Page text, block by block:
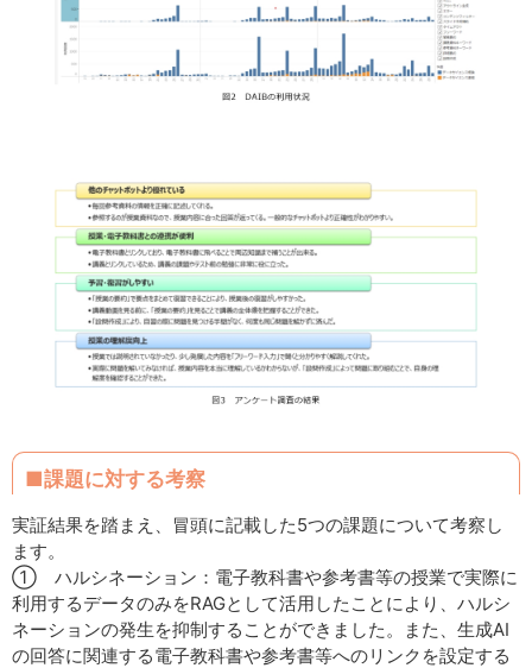
■課題に対する考察
実証結果を踏まえ、冒頭に記載した5つの課題について考察し
ます。
① ハルシネーション：電子教科書や参考書等の授業で実際に
利用するデータのみをRAGとして活用したことにより、ハルシ
ネーションの発生を抑制することができました。また、生成AI
の回答に関連する電子教科書や参考書等へのリンクを設定する